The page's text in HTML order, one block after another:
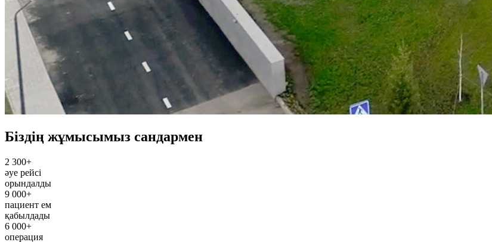
Біздің жұмысымыз сандармен
2 300+
әуе рейсі
орындалды
9 000+
пациент ем
қабылдады
6 000+
операция